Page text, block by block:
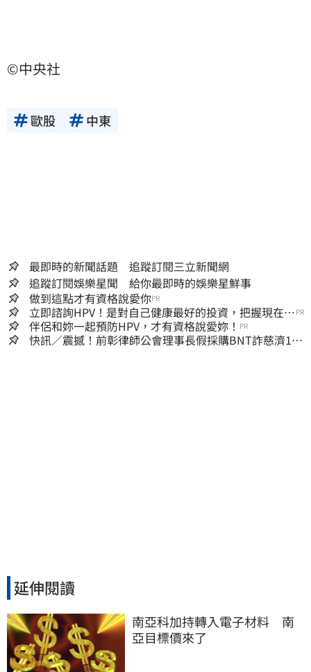
©中央社
歐股 中東
最即時的新聞話題 追蹤訂閱三立新聞網
追蹤訂閱娛樂星聞 給你最即時的娛樂星鮮事
做到這點才有資格說愛你PR
立即諮詢HPV！是對自己健康最好的投資，把握現在不
嫌晚！
PR
伴侶和妳一起預防HPV，才有資格說愛妳！ PR
快訊／震撼！前彰律師公會理事長假採購BNT詐慈濟10
延伸閱讀
南亞科加持轉入電子材料　南
亞目標價來了